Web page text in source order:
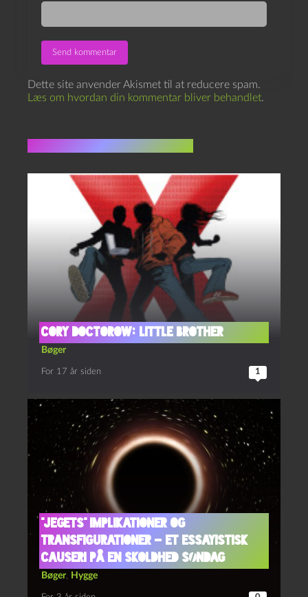
Dette site anvender Akismet til at reducere spam.
Læs om hvordan din kommentar bliver behandlet.
Cory Doctorow: Little Brother
Bøger
For 17 år siden 1
“Jegets” implikationer og
transfigurationer – et essayistisk
causeri på en skoldhed søndag
Bøger, Hygge